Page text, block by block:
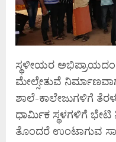
ಸ್ಥಳೀಯರ
ಮೇಲ್ಸೇತುವೆ
ಶಾಲೆ-ಕಾಲೇಜುಗಳಿಗೆ
ಧಾರ್ಮಿಕ ಸ್ಥಳಗಳಿಗೆ ಭೇಟಿ
ತೊಂದರೆ ಉಂಟಾಗುವ